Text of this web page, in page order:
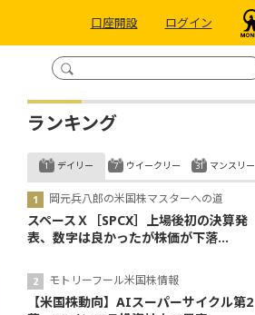
口座開設 ログイン
ランキング
デイリー
岡元兵八郎の米国株マスターへの道
スペースＸ［SPCX］上場後初の決算発
表、数字は良かったが株価が下落...
モトリーフール米国株情報
【米国株動向】AIスーパーサイクル第2
ウイークリー マンスリー